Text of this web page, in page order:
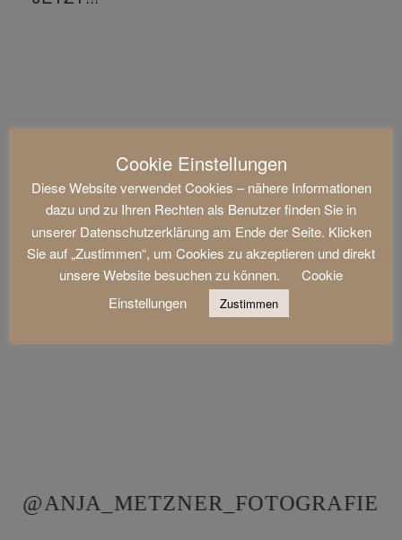
@ANJA_METZNER_FOTOGRAFIE
Cookie Einstellungen
Diese Website verwendet Cookies – nähere Informationen
dazu und zu Ihren Rechten als Benutzer finden Sie in
unserer Datenschutzerklärung am Ende der Seite. Klicken
Sie auf „Zustimmen“, um Cookies zu akzeptieren und direkt
unsere Website besuchen zu können.
Cookie
Einstellungen
Zustimmen